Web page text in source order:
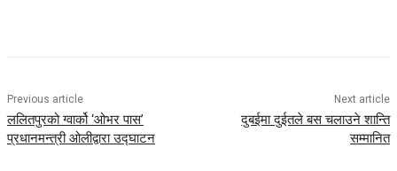
Previous article
ललितपुरको ग्वार्को ‘ओभर पास’
प्रधानमन्त्री ओलीद्वारा उद्घाटन
Next article
दुबईमा दुईतले बस चलाउने शान्ति
सम्मानित